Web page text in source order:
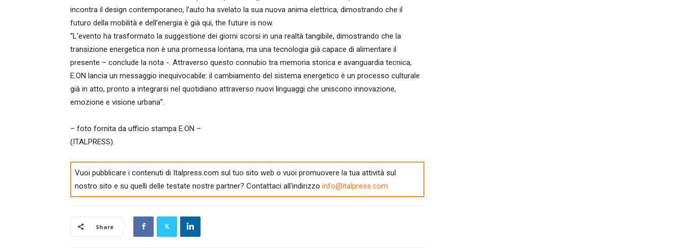
incontra il design contemporaneo, l’auto ha svelato la sua nuova anima elettrica, dimostrando che il
futuro della mobilità e dell’energia è già qui, the future is now.
“L’evento ha trasformato la suggestione dei giorni scorsi in una realtà tangibile, dimostrando che la
transizione energetica non è una promessa lontana, ma una tecnologia già capace di alimentare il
presente – conclude la nota -. Attraverso questo connubio tra memoria storica e avanguardia tecnica,
E.ON lancia un messaggio inequivocabile: il cambiamento del sistema energetico è un processo culturale
già in atto, pronto a integrarsi nel quotidiano attraverso nuovi linguaggi che uniscono innovazione,
emozione e visione urbana”.
– foto fornita da ufficio stampa E.ON –
(ITALPRESS).
Vuoi pubblicare i contenuti di Italpress.com sul tuo sito web o vuoi promuovere la tua attività sul
nostro sito e su quelli delle testate nostre partner? Contattaci all'indirizzo info@italpress.com
Share